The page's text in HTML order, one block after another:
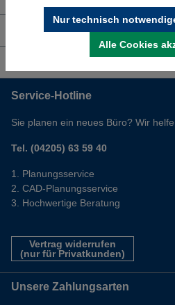
Shop Service
Service-Hotline
Sie planen ein neues Büro? Wir
Tel. (04205) 63 59 40
Planungsservice
CAD-Planungsservice
Hochwertige Beratung
Vertrag widerrufen
(nur für Privatkunden)
Unsere Zahlungsarten
Nur technisch
Alle Cookies